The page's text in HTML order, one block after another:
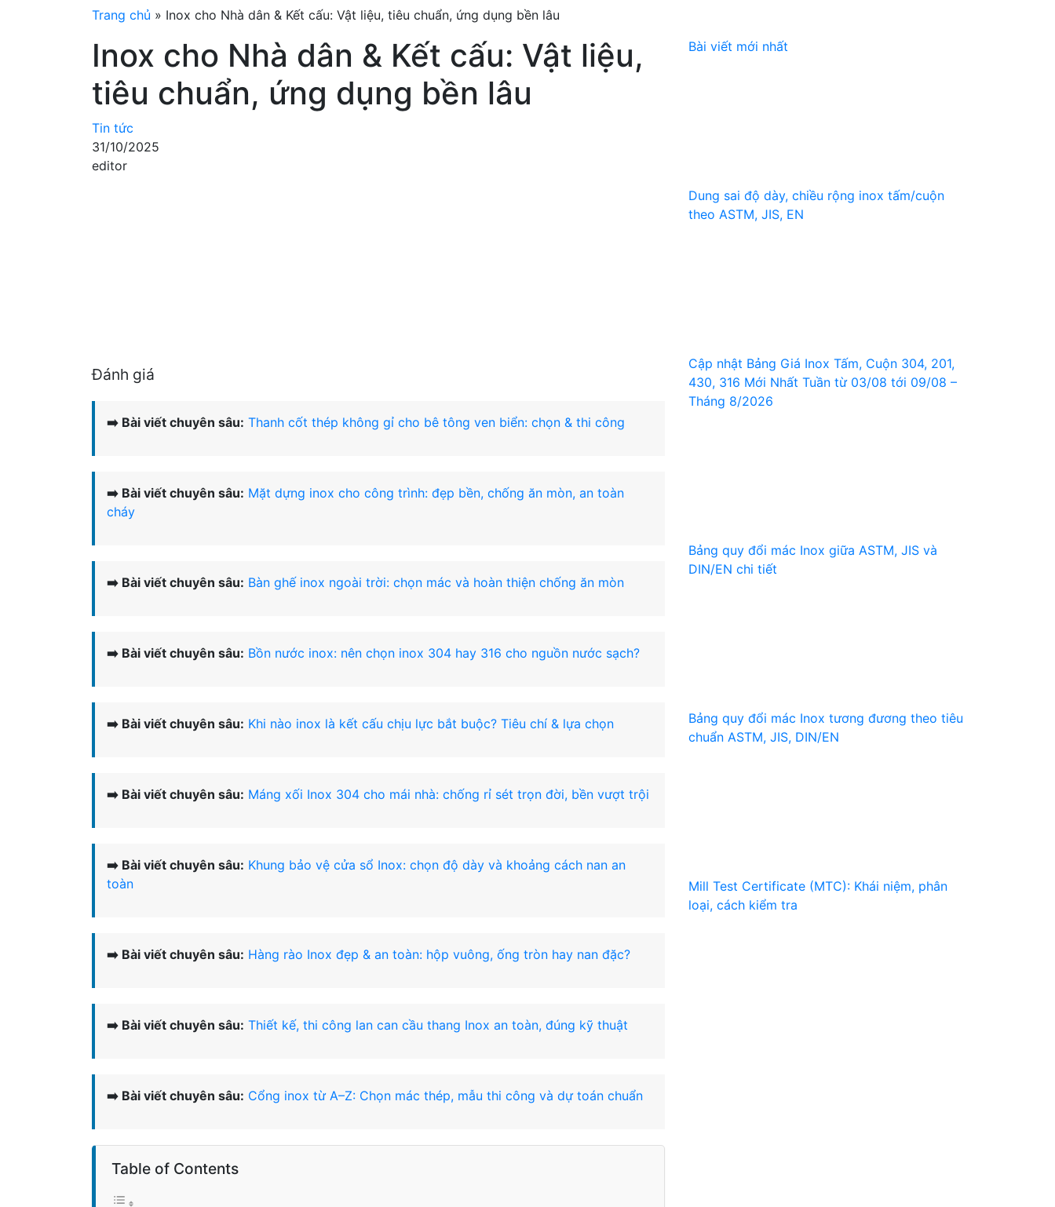
Trang chủ » Inox cho Nhà dân & Kết cấu: Vật liệu, tiêu chuẩn, ứng dụng bền lâu
Inox cho Nhà dân & Kết cấu: Vật liệu,
tiêu chuẩn, ứng dụng bền lâu
Tin tức
31/10/2025
editor
Đánh giá
➡️ Bài viết chuyên sâu: Thanh cốt thép không gỉ cho bê tông ven biển: chọn & thi công
➡️ Bài viết chuyên sâu: Mặt dựng inox cho công trình: đẹp bền, chống ăn mòn, an toàn
cháy
➡️ Bài viết chuyên sâu: Bàn ghế inox ngoài trời: chọn mác và hoàn thiện chống ăn mòn
➡️ Bài viết chuyên sâu: Bồn nước inox: nên chọn inox 304 hay 316 cho nguồn nước sạch?
➡️ Bài viết chuyên sâu: Khi nào inox là kết cấu chịu lực bắt buộc? Tiêu chí & lựa chọn
➡️ Bài viết chuyên sâu: Máng xối Inox 304 cho mái nhà: chống rỉ sét trọn đời, bền vượt trội
➡️ Bài viết chuyên sâu: Khung bảo vệ cửa sổ Inox: chọn độ dày và khoảng cách nan an
toàn
➡️ Bài viết chuyên sâu: Hàng rào Inox đẹp & an toàn: hộp vuông, ống tròn hay nan đặc?
➡️ Bài viết chuyên sâu: Thiết kế, thi công lan can cầu thang Inox an toàn, đúng kỹ thuật
➡️ Bài viết chuyên sâu: Cổng inox từ A–Z: Chọn mác thép, mẫu thi công và dự toán chuẩn
Table of Contents
Bài viết mới nhất
Dung sai độ dày, chiều rộng inox tấm/cuộn
theo ASTM, JIS, EN
Cập nhật Bảng Giá Inox Tấm, Cuộn 304, 201,
430, 316 Mới Nhất Tuần từ 03/08 tới 09/08 –
Tháng 8/2026
Bảng quy đổi mác Inox giữa ASTM, JIS và
DIN/EN chi tiết
Bảng quy đổi mác Inox tương đương theo tiêu
chuẩn ASTM, JIS, DIN/EN
Mill Test Certificate (MTC): Khái niệm, phân
loại, cách kiểm tra